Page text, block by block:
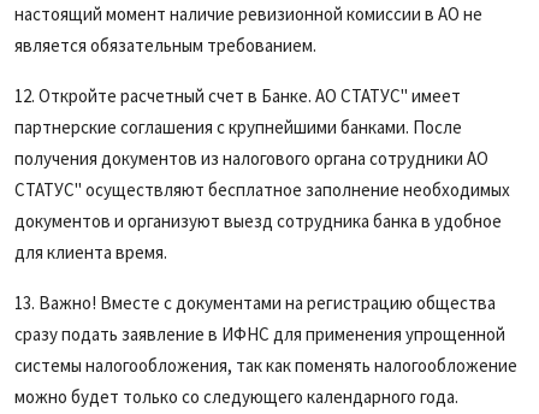
настоящий момент наличие ревизионной комиссии в АО не
является обязательным требованием.
12. Откройте расчетный счет в Банке. АО СТАТУС" имеет
партнерские соглашения с крупнейшими банками. После
получения документов из налогового органа сотрудники АО
СТАТУС" осуществляют бесплатное заполнение необходимых
документов и организуют выезд сотрудника банка в удобное
для клиента время.
13. Важно! Вместе с документами на регистрацию общества
сразу подать заявление в ИФНС для применения упрощенной
системы налогообложения, так как поменять налогообложение
можно будет только со следующего календарного года.